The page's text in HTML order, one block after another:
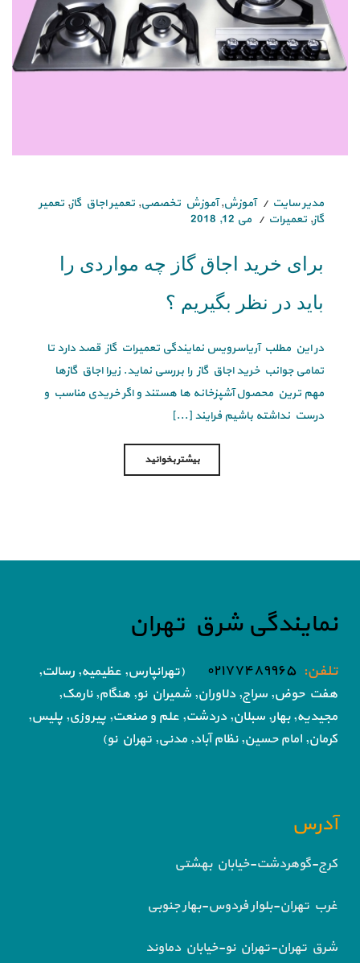
مدیر سایت آموزش,آموزش تخصصی, تعمیر اجاق گاز, تعمیر
گاز, تعمیرات می 12, 2018
برای خرید اجاق گاز چه مواردی را
باید در نظر بگیریم ؟
در این مطلب آریاسرویس نمایندگی تعمیرات گاز قصد دارد تا
تمامی جوانب خرید اجاق گاز را بررسی نماید. زیرا اجاق گازها
مهم ترین محصول آشپزخانه ها هستند و اگر خریدی مناسب و
درست نداشته باشیم فرایند [...]
بیشتر بخوانید
نمایندگی شرق تهران
تلفن: ۰۲۱۷۷۴۸۹۹۶۵
(تهرانپارس, عظیمیه, رسالت,
هفت حوض, سراج, دلاوران, شمیران نو, هنگام, نارمک,
مجیدیه, بهار, سبلان, دردشت, علم و صنعت, پیروزی, پلیس,
کرمان, امام حسین, نظام آباد, مدنی, تهران نو)
آدرس
کرج-گوهردشت-خیابان بهشتی
غرب تهران-بلوار فردوس-بهار جنوبی
شرق تهران-تهران نو-خیابان دماوند